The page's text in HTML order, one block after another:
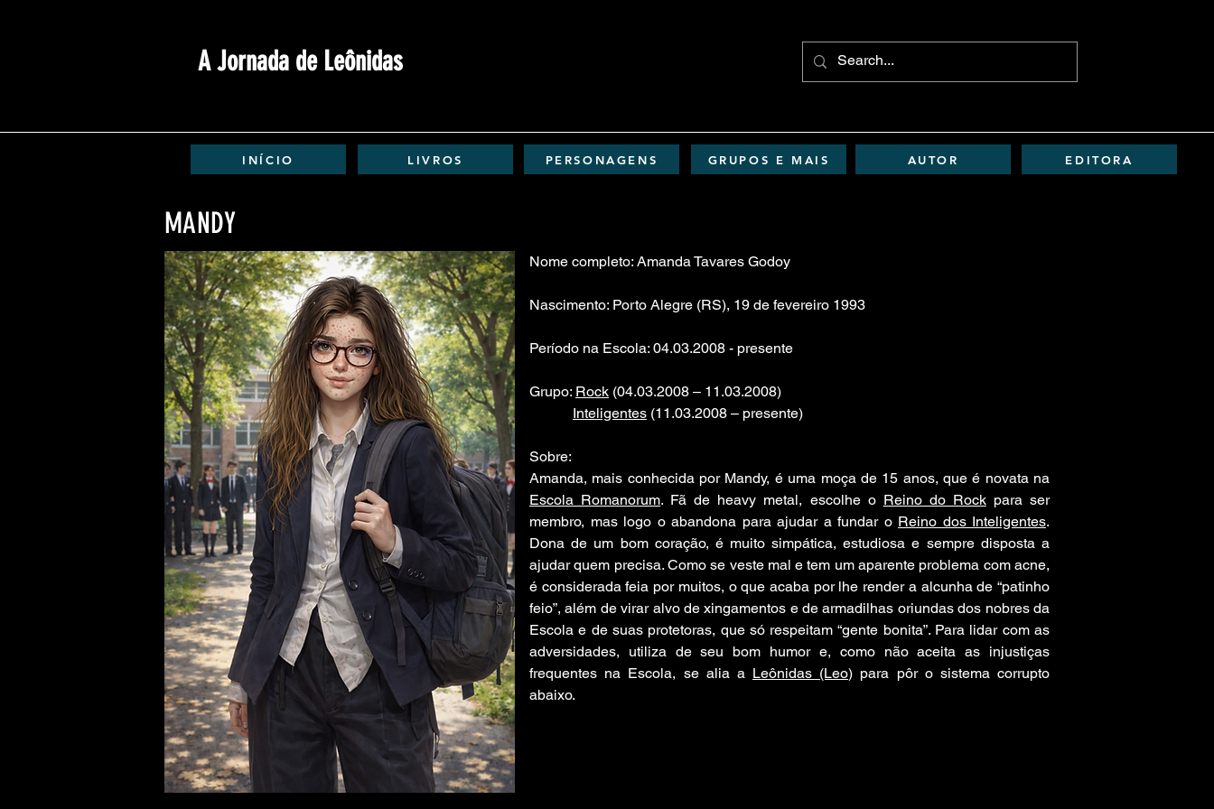
A Jornada de Leônidas
INÍCIO LIVROS PERSONAGENS GRUPOS E MAIS AUTOR EDITORA
MANDY
Nome completo: Amanda Tavares Godoy
Nascimento: Porto Alegre (RS), 19 de fevereiro 1993
Período na Escola: 04.03.2008 - presente
Grupo: Rock (04.03.2008 – 11.03.2008)
Inteligentes (11.03.2008 – presente)
Sobre:
Amanda, mais conhecida por Mandy, é uma moça de 15 anos, que é novata na
Escola Romanorum. Fã de heavy metal, escolhe o Reino do Rockpara ser
membro, mas logo o abandona para ajudar a fundar o Reino dos Inteligentes.
Dona de um bom coração, é muito simpática, estudiosa e sempre disposta a
ajudar quem precisa. Como se veste mal e tem um aparente problema com acne,
é considerada feia por muitos, o que acaba por lhe render a alcunha de “patinho
feio”, além de virar alvo de xingamentos e de armadilhas oriundas dos nobres da
Escola e de suas protetoras, que só respeitam “gente bonita”. Para lidar com as
adversidades, utiliza de seu bom humor e, como não aceita as injustiças
frequentes na Escola, se alia a Leônidas (Leo) para pôr o sistema corrupto
abaixo.